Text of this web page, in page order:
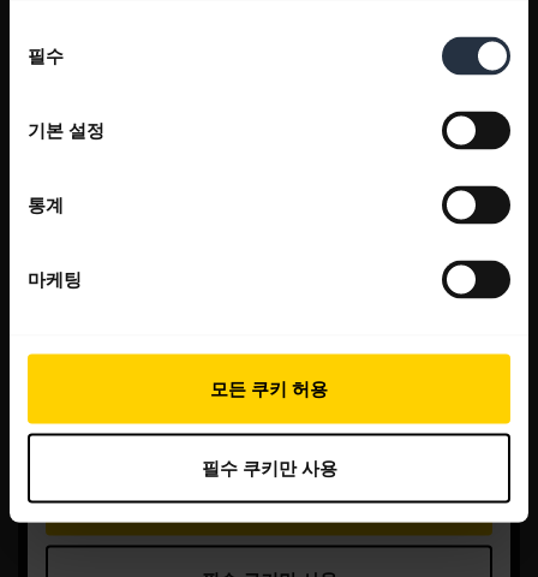
필수
기본 설정
통계
마케팅
모든 쿠키 허용
필수 쿠키만 사용